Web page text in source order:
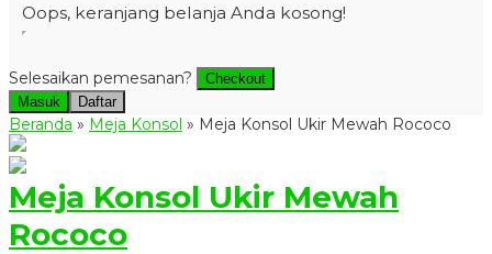
Oops, keranjang belanja Anda kosong!
Selesaikan pemesanan?
Checkout
Masuk
Daftar
Beranda » Meja Konsol » Meja Konsol Ukir Mewah Rococo
Meja Konsol Ukir Mewah
Rococo